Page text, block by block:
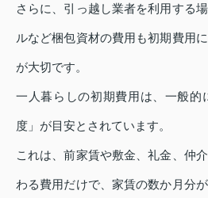
さらに、引っ越し業者を利用する
ルなど梱包資材の費用も初期費用
が大切です。
一人暮らしの初期費用は、一般的
度」が目安とされています。
これは、前家賃や敷金、礼金、仲
わる費用だけで、家賃の数か月分